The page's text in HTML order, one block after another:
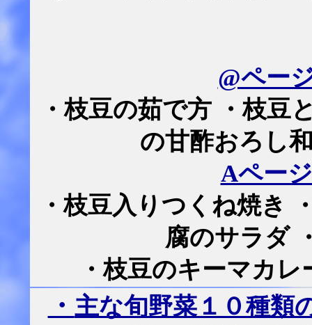
@ペー
・枝豆の茹で方 ・枝豆
の甘酢おろし
Aペー
・枝豆入りつくね焼き
腐のサラダ
・枝豆のキーマカ
・ 主な旬野菜１０種類